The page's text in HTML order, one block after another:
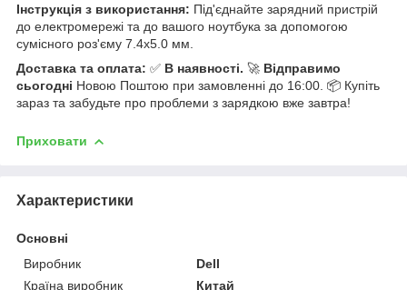
Інструкція з використання: Під'єднайте зарядний пристрій
до електромережі та до вашого ноутбука за допомогою
сумісного роз'єму 7.4x5.0 мм.
Доставка та оплата: ✅ В наявності. 🚀 Відправимо
сьогодні Новою Поштою при замовленні до 16:00. 📦 Купіть
зараз та забудьте про проблеми з зарядкою вже завтра!
Приховати
Характеристики
Основні
Виробник
Dell
Країна виробник
Китай